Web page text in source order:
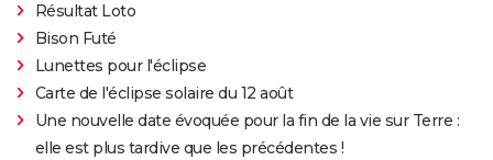
Résultat Loto
Bison Futé
Lunettes pour l'éclipse
Carte de l'éclipse solaire du 12 août
Une nouvelle date évoquée pour la fin de la vie sur Terre :
elle est plus tardive que les précédentes !